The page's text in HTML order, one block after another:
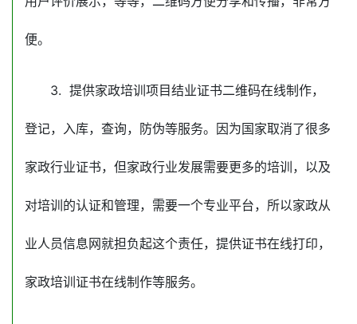
便。
3. 提供家政培训项目结业证书二维码在线制作，
登记，入库，查询，防伪等服务。因为国家取消了很多
家政行业证书，但家政行业发展需要更多的培训，以及
对培训的认证和管理，需要一个专业平台，所以家政从
业人员信息网就担负起这个责任，提供证书在线打印，
家政培训证书在线制作等服务。